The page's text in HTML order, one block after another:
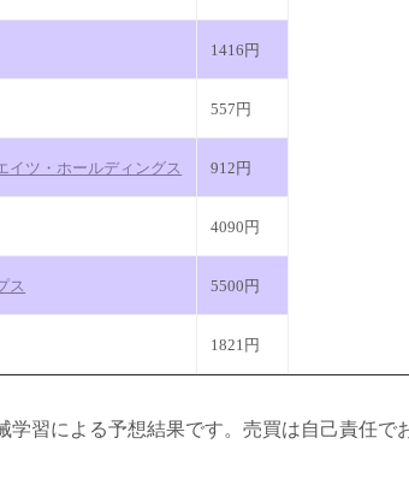
1416円
557円
イツ・ホールディングス 912円
4090円
ス 5500円
1821円
習による予想結果です。売買は自己責任で